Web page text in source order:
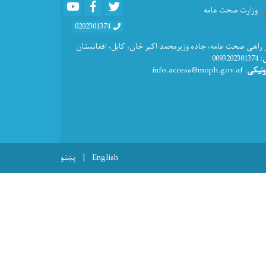
وزارت صحت عامه Youtube Facebook
0202301374
راهی صحت عامه، جاده وزیرمحمد اکبر خان، کابل، افغانستان
: 0093202301374
: info.access@moph.gov.af
English پښتو